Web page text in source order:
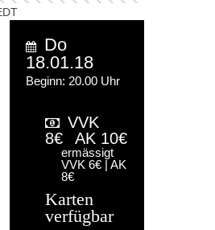
Do
18.01.18
Beginn: 20.00 Uhr
VVK
8€
AK 10€
ermässigt
VVK 6€ | AK
8€
Karten
verfügbar